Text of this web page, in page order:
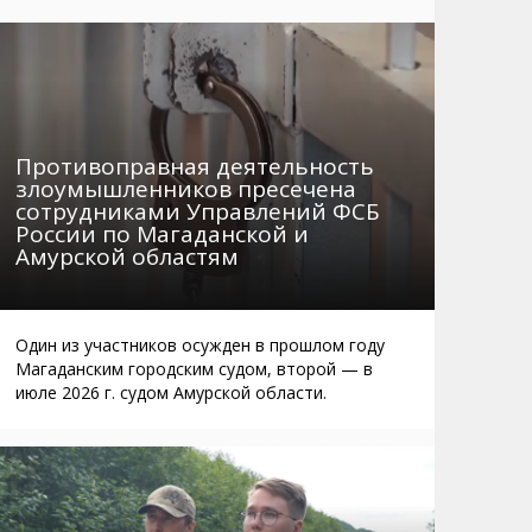
Телефоны
Автобусы Магадан – Аэропорт
Таблица приливов отливов
Интернет
Жилье
Не мусорить
Браконьеры
Противоправная деятельность
злоумышленников пресечена
сотрудниками Управлений ФСБ
России по Магаданской и
Амурской областям
Один из участников осужден в прошлом году
Магаданским городским судом, второй — в
июле 2026 г. судом Амурской области.